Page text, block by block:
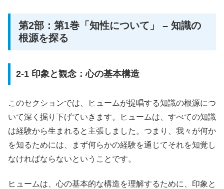
第2部：第1巻「知性について」 – 知識の
根源を探る
2-1 印象と観念：心の基本構造
このセクションでは、ヒュームが提唱する知識の根源につ
いて深く掘り下げていきます。ヒュームは、すべての知識
は経験から生まれると主張しました。つまり、我々が何か
を知るためには、まず何らかの経験を通じてそれを知覚し
なければならないということです。
ヒュームは、心の基本的な構造を理解するために、印象と